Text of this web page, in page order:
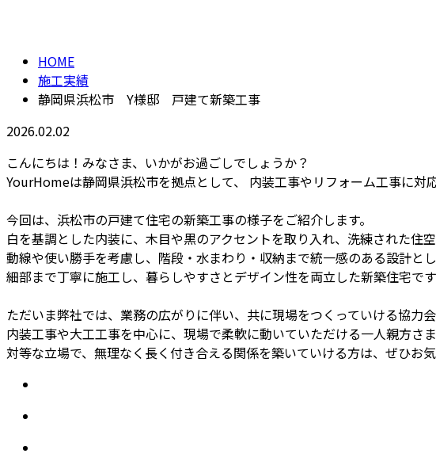
HOME
施工実績
静岡県浜松市 Y様邸 戸建て新築工事
2026.02.02
こんにちは！みなさま、いかがお過ごしでしょうか？
YourHomeは静岡県浜松市を拠点として、 内装工事やリフォーム工事に対
今回は、浜松市の戸建て住宅の新築工事の様子をご紹介します。
白を基調とした内装に、木目や黒のアクセントを取り入れ、洗練された住
動線や使い勝手を考慮し、階段・水まわり・収納まで統一感のある設計とし
細部まで丁寧に施工し、暮らしやすさとデザイン性を両立した新築住宅です
ただいま弊社では、業務の広がりに伴い、共に現場をつくっていける協力
内装工事や大工工事を中心に、現場で柔軟に動いていただける一人親方さ
対等な立場で、無理なく長く付き合える関係を築いていける方は、ぜひお